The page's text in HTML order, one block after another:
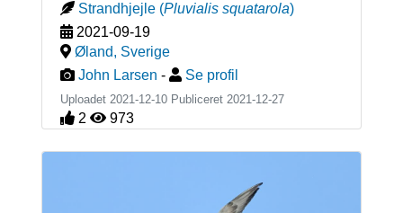
Strandhjejle (Pluvialis squatarola)
2021-09-19
Øland, Sverige
John Larsen - Se profil
Uploadet 2021-12-10 Publiceret 2021-12-27
2 973